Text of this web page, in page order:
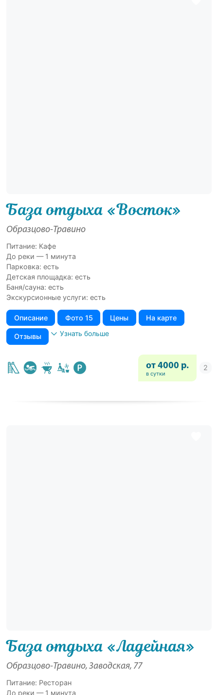
База отдыха «Восток»
Образцово-Травино
Питание: Кафе
До реки — 1 минута
Парковка: есть
Детская площадка: есть
Баня/сауна: есть
Экскурсионные услуги: есть
Описание Фото 15 Цены На карте
Отзывы Узнать больше
от 4000 р.
в сутки
База отдыха «Ладейная»
Образцово-Травино, Заводская, 77
Питание: Ресторан
До реки — 1 минута